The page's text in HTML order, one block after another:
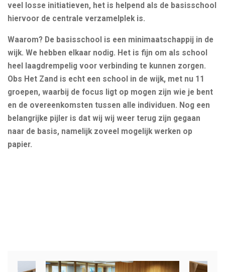
veel losse initiatieven, het is helpend als de basisschool
hiervoor de centrale verzamelplek is.
Waarom? De basisschool is een minimaatschappij in de
wijk. We hebben elkaar nodig. Het is fijn om als school
heel laagdrempelig voor verbinding te kunnen zorgen.
Obs Het Zand is echt een school in de wijk, met nu 11
groepen, waarbij de focus ligt op mogen zijn wie je bent
en de overeenkomsten tussen alle individuen. Nog een
belangrijke pijler is dat wij wij weer terug zijn gegaan
naar de basis, namelijk zoveel mogelijk werken op
papier.